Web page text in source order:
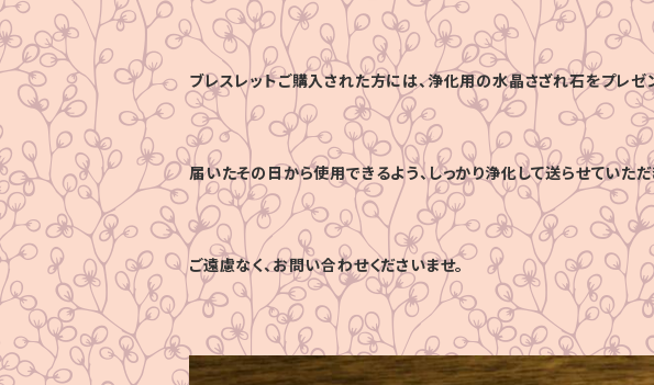
ブレスレットご購入された方には、浄化用の水晶さざれ石をプレゼ
届いたその日から使用できるよう、しっかり浄化して送らせていただ
ご遠慮なく、お問い合わせくださいませ。